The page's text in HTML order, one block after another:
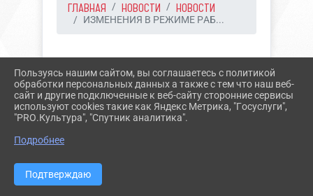
ГЛАВНАЯ НОВОСТИ НОВОСТИ
ИЗМЕНЕНИЯ В РЕЖИМЕ РАБ...
ИЗМЕНЕНИЯ В РЕЖИМЕ
РАБОТЫ МУЗЕЯ
Пользуясь нашим сайтом, вы соглашаетесь с политикой
обработки персональных данных а также с тем что наш веб-
сайт и другие подключенные к веб-сайту сторонние сервисы
используют cookies такие как Яндекс Метрика, "Госуслуги",
"PRO.Культура", "Спутник аналитика".
Подробнее
Подтверждаю